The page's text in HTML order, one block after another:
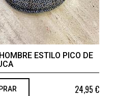
ESTILO PICO DE
24,95 €